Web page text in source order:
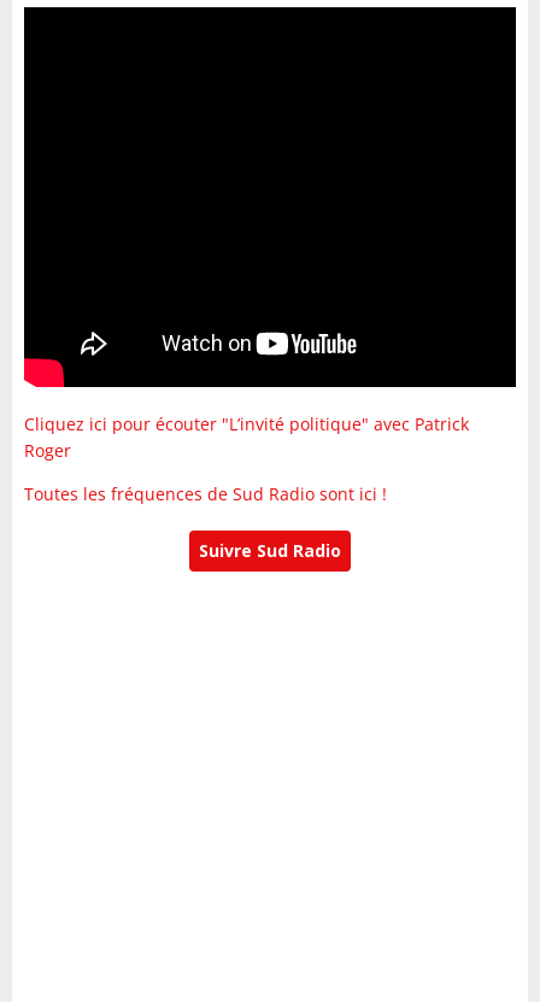
Cliquez ici pour écouter "L’invité politique" avec Patrick
Roger
Toutes les fréquences de Sud Radio sont ici !
Suivre Sud Radio